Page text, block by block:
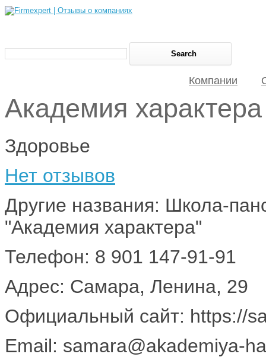
Компании
Академия характера
Здоровье
Нет отзывов
Другие названия: Школа-
"Академия характера"
Телефон: 8 901 147-91-91
Адрес: Самара, Ленина, 29
Официальный сайт: https://
Email: samara@akademiya-